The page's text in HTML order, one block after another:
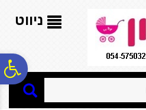
נגישות
אתר
המרכזי
ניווט